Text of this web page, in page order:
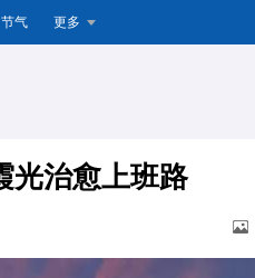
节气 更多
光治愈上班路